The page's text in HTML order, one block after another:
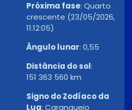
Próxima fase: Quarto
crescente (23/05/2026,
11:12:05)
Ângulo lunar: 0,55
Distância do sol:
151 363 560 km
Signo do Zodíaco da
Lua: Caranguejo